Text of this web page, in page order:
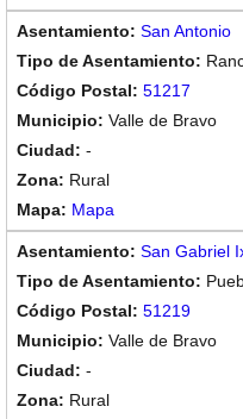
San Antonio
51217
Valle de Bravo
-
Rural
Mapa
San Gabriel
51219
Valle de Bravo
-
Rural